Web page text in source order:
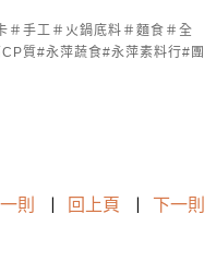
手工＃火鍋底料＃麵食＃全
質#永萍蔬食#永萍素料行#團
一則 | 回上頁 | 下一則